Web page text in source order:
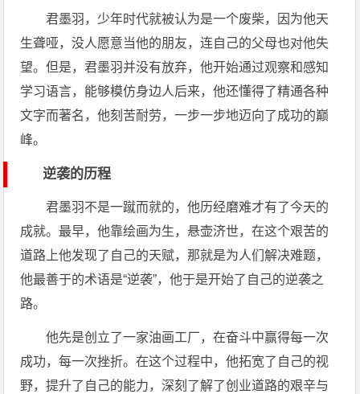
君墨羽，少年时代就被认为是一个废柴，因为他天
生聋哑，没人愿意当他的朋友，连自己的父母也对他失
望。但是，君墨羽并没有放弃，他开始通过观察和感知
学习语言，能够模仿身边人后来，他还懂得了精通各种
文字而著名，他刻苦耐劳，一步一步地迈向了成功的巅
峰。
逆袭的历程
君墨羽不是一蹴而就的，他历经磨难才有了今天的
成就。最早，他靠绘画为生，悬壶济世，在这个艰苦的
道路上他发现了自己的天赋，那就是为人们解决难题，
他最善于的术语是“逆袭”，他于是开始了自己的逆袭之
路。
他先是创立了一家油画工厂，在奋斗中赢得每一次
成功，每一次挫折。在这个过程中，他拓宽了自己的视
野，提升了自己的能力，深刻了解了创业道路的艰辛与